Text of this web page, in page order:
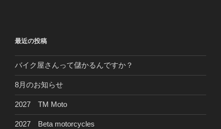
ン
最近の投稿
バイク屋さんって儲かるんですか？
8月のお知らせ
2027 TM Moto
2027 Beta motorcycles